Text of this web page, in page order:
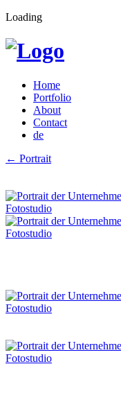
Loading
Home
Portfolio
About
Contact
de
← Portrait